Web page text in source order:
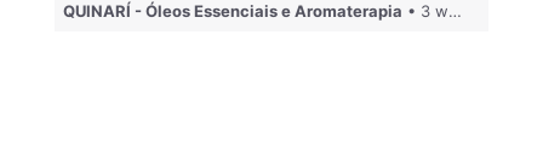
QUINARÍ - Óleos Essenciais e Aromaterapia • 3 weeks ago